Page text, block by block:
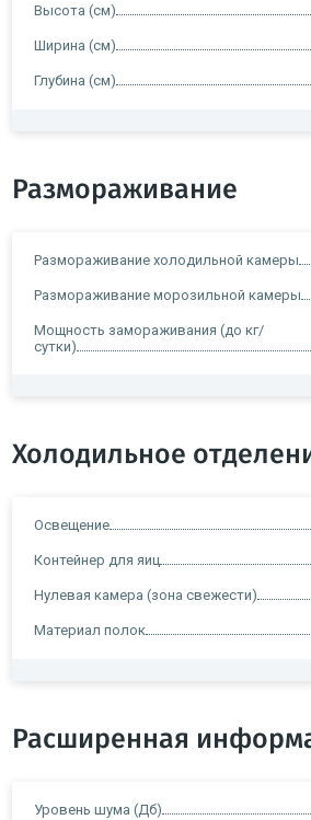
Высота (см)
Ширина (см)
Глубина (см)
Размораживание
Размораживание холодильной камеры
Размораживание морозильной камеры
Мощность замораживания (до кг/
сутки)
Холодильное
Освещение
Контейнер для яиц
Нулевая камера (зона свежести)
Материал полок
Расширенная
Уровень шума (Дб)